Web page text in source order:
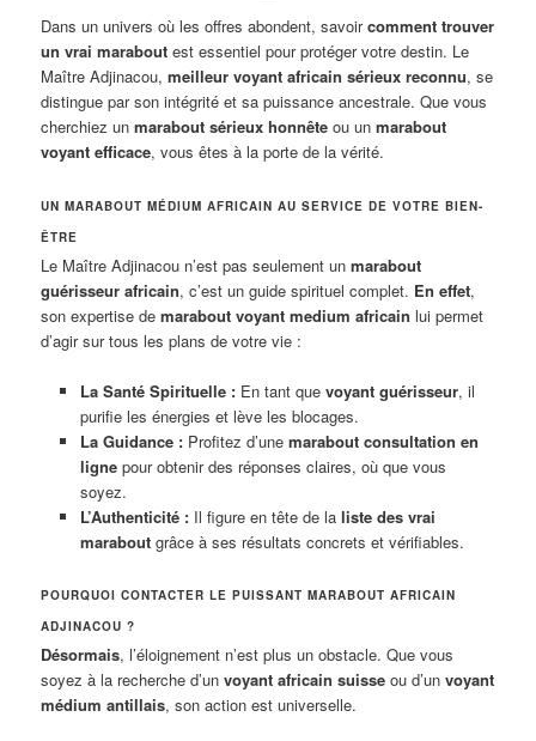
Dans un univers où les offres abondent, savoircomment trouver
un vrai marabout est essentiel pour protéger votre destin. Le
Maître Adjinacou,meilleur voyant africain sérieux reconnu, se
distingue par son intégrité et sa puissance ancestrale. Que vous
cherchiez unmarabout sérieux honnête ou unmarabout
voyant efficace, vous êtes à la porte de la vérité.
UN MARABOUT MÉDIUM AFRICAIN AU SERVICE DE VOTRE BIEN-
ÊTRE
Le Maître Adjinacou n’est pas seulement unmarabout
guérisseur africain, c’est un guide spirituel complet. En effet,
son expertise demarabout voyant medium africain lui permet
d’agir sur tous les plans de votre vie :
La Santé Spirituelle :En tant que voyant guérisseur, il
purifie les énergies et lève les blocages.
La Guidance :Profitez d’une marabout consultation en
lignepour obtenir des réponses claires, où que vous
soyez.
L’Authenticité :Il figure en tête de la liste des vrai
maraboutgrâce à ses résultats concrets et vérifiables.
POURQUOI CONTACTER LE PUISSANT MARABOUT AFRICAIN
ADJINACOU ?
Désormais, l’éloignement n’est plus un obstacle. Que vous
soyez à la recherche d’unvoyant africain suisse ou d’unvoyant
médium antillais, son action est universelle.